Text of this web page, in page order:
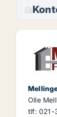
Olle
tlf: 021-